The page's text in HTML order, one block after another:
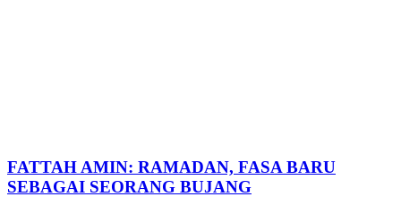
FATTAH AMIN: RAMADAN, FASA BARU
SEBAGAI SEORANG BUJANG